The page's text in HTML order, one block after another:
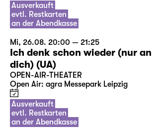
Ausverkauft
evtl. Restkarten
an der Abendkasse
Mi, 26.08. 20:00 — 21:25
Ich denk schon wieder (nur an
dich) (UA)
OPEN-AIR-THEATER
Open Air: agra Messepark Leipzig
Ausverkauft
evtl. Restkarten
an der Abendkasse